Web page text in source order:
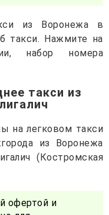
из Воронежа в
такси. Нажмите на
набор номера
такси из
на легковом такси
из Воронежа
(Костромская
офертой и